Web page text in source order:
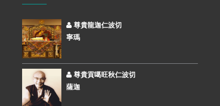
尊貴龍迦仁波切
寧瑪
尊貴貢噶旺秋仁波切
薩迦